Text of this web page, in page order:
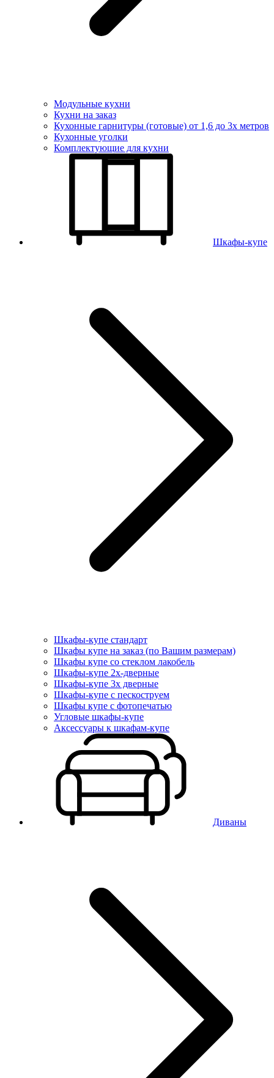
Модульные кухни
Кухни на заказ
Кухонные гарнитуры (готовые) от 1,6 до 3х метров
Кухонные уголки
Комплектующие для кухни
Шкафы-купе
Шкафы-купе стандарт
Шкафы купе на заказ (по Вашим размерам)
Шкафы купе со стеклом лакобель
Шкафы-купе 2х-дверные
Шкафы-купе 3х дверные
Шкафы-купе с пескоструем
Шкафы купе с фотопечатью
Угловые шкафы-купе
Аксессуары к шкафам-купе
Диваны